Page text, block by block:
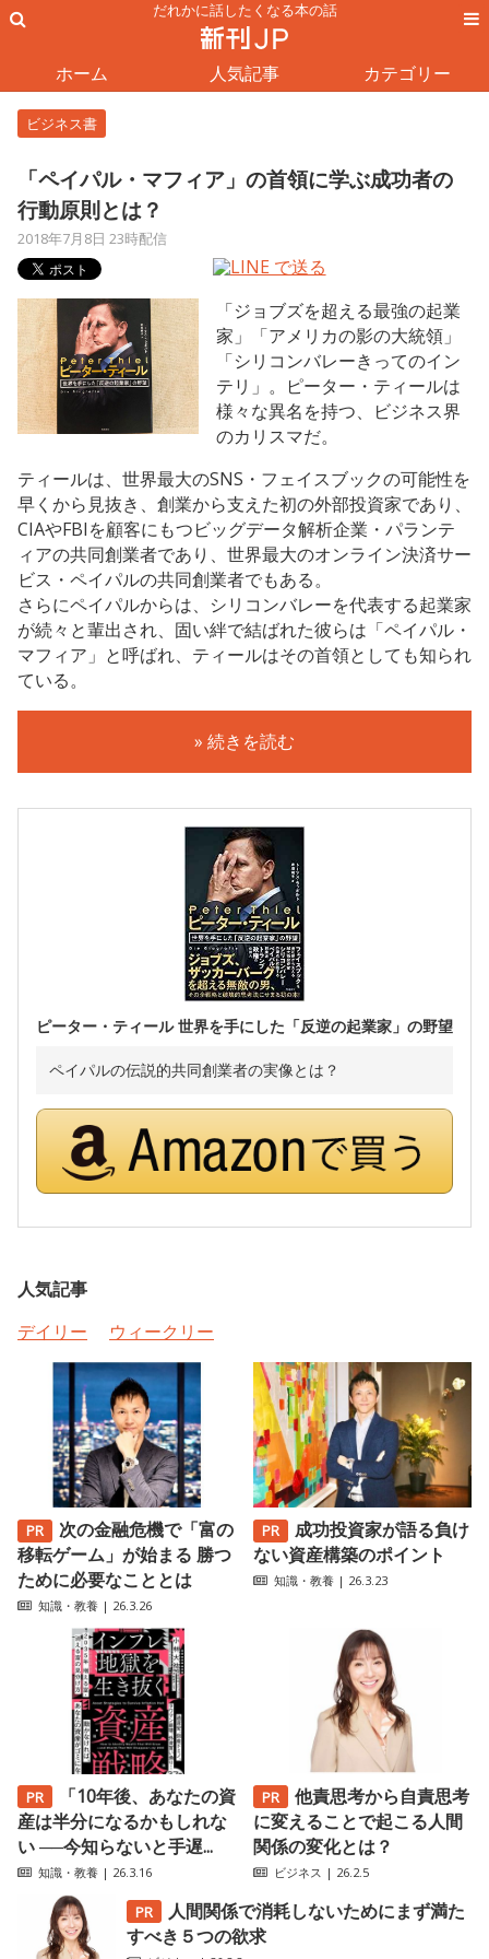
だれかに話したくなる本の話
ホーム 人気記事 カテゴリー
ビジネス書
「ペイパル・マフィア」の首領に学ぶ成功者の
行動原則とは？
2018年7月8日 23時配信
「ジョブズを超える最強の起業
家」「アメリカの影の大統領」
「シリコンバレーきってのイン
テリ」。ピーター・ティールは
様々な異名を持つ、ビジネス界
のカリスマだ。
ティールは、世界最大のSNS・フェイスブックの可能性を
早くから見抜き、創業から支えた初の外部投資家であり、
CIAやFBIを顧客にもつビッグデータ解析企業・パランテ
ィアの共同創業者であり、世界最大のオンライン決済サー
ビス・ペイパルの共同創業者でもある。
さらにペイパルからは、シリコンバレーを代表する起業家
が続々と輩出され、固い絆で結ばれた彼らは「ペイパル・
マフィア」と呼ばれ、ティールはその首領としても知られ
ている。
» 続きを読む
ピーター・ティール 世界を手にした「反逆の起業家」の野望
ペイパルの伝説的共同創業者の実像とは？
人気記事
デイリー
ウィークリー
次の金融危機で「富の
移転ゲーム」が始まる 勝つ
ために必要なこととは
知識・教養 | 26.3.26
成功投資家が語る負け
ない資産構築のポイント
知識・教養 | 26.3.23
「10年後、あなたの資
産は半分になるかもしれな
い ──今知らないと手遅...
知識・教養 | 26.3.16
他責思考から自責思考
に変えることで起こる人間
関係の変化とは？
ビジネス | 26.2.5
人間関係で消耗しないためにまず満た
すべき５つの欲求